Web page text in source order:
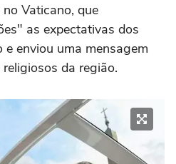
Vaticano, que
as expectativas dos
enviou uma mensagem
da região.